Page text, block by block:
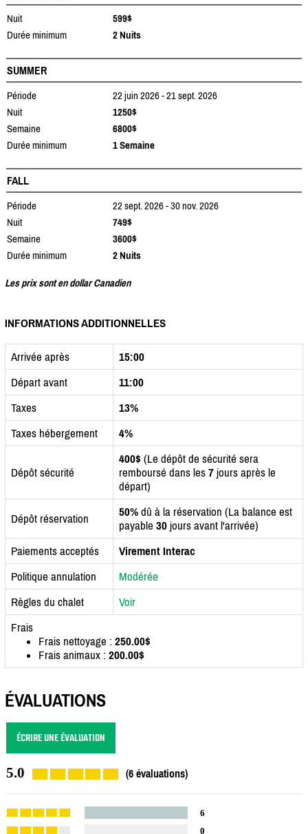
Nuit
599$
Durée minimum
2 Nuits
SUMMER
Période
22 juin 2026 - 21 sept. 2026
Nuit
1250$
Semaine
6800$
Durée minimum
1 Semaine
FALL
Période
22 sept. 2026 - 30 nov. 2026
Nuit
749$
Semaine
3600$
Durée minimum
2 Nuits
Les prix sont en dollar Canadien
INFORMATIONS ADDITIONNELLES
Arrivée après
15:00
Départ avant
11:00
Taxes
13%
Taxes hébergement
4%
Dépôt sécurité
400$ (Le dépôt de sécurité sera
remboursé dans les 7 jours après le
départ)
Dépôt réservation 50% dû à la réservation (La balance est
payable 30 jours avant l'arrivée)
Paiements acceptés
Virement Interac
Politique annulation
Modérée
Règles du chalet
Voir
Frais
Frais nettoyage : 250.00$
Frais animaux : 200.00$
ÉVALUATIONS
ÉCRIRE UNE ÉVALUATION
5.0 (6 évaluations)
6
0